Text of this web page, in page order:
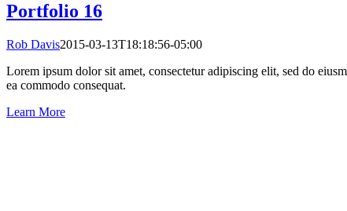
Portfolio 16
Rob Davis2015-03-13T18:18:56-05:00
Lorem ipsum dolor sit amet, consectetur adipiscing elit, sed do
ea commodo consequat.
Learn More